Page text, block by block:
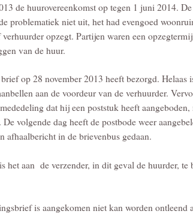
de huurovereenkomst op tegen 1 juni 2014.
problematiek niet uit, het had evengoed
opzegt. Partijen waren een
van de huur.
op 28 november 2013 heeft bezorgd. Helaas
aan de voordeur van de verhuurder.
dat hij een poststuk heeft
volgende dag heeft de postbode weer
afhaalbericht in de brievenbus gedaan.
het aan de verzender, in dit geval de huurder, te
is aangekomen niet kan worden ontleend